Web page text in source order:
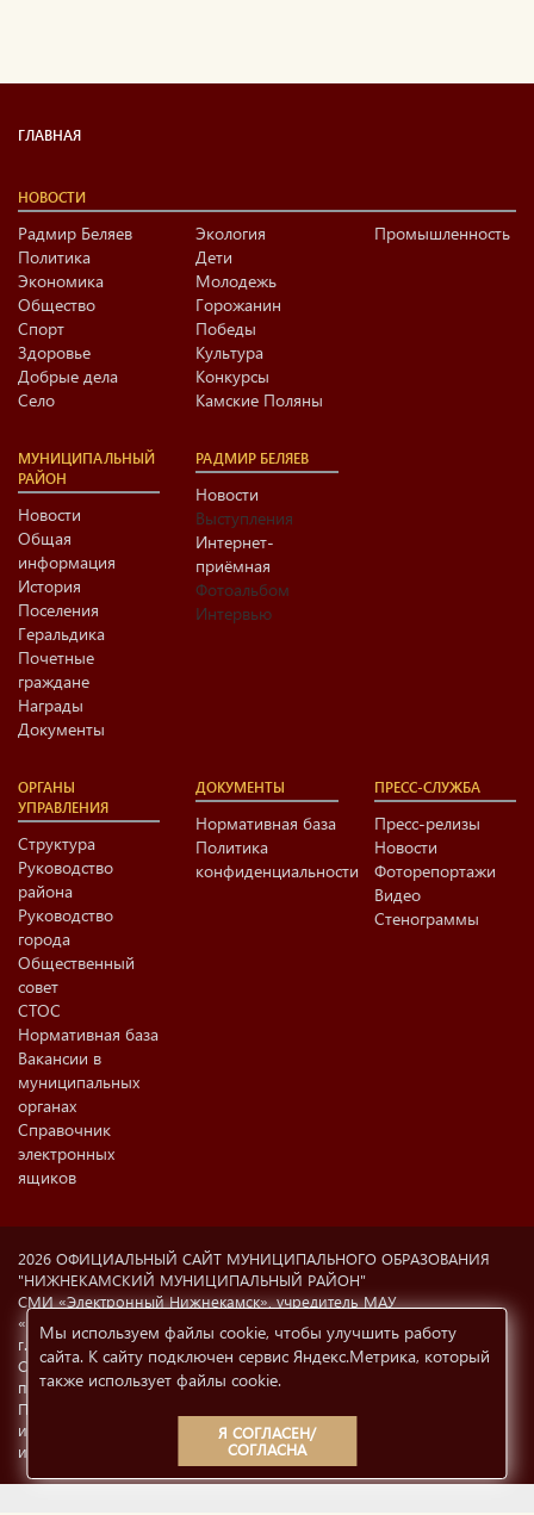
ГЛАВНАЯ
НОВОСТИ
Радмир Беляев
Политика
Экономика
Общество
Спорт
Здоровье
Добрые дела
Село
Экология
Дети
Молодежь
Горожанин
Победы
Культура
Конкурсы
Камские Поляны
Промышленность
МУНИЦИПАЛЬНЫЙ
РАЙОН
Новости
Общая
информация
История
Поселения
Геральдика
Почетные
граждане
Награды
Документы
РАДМИР БЕЛЯЕВ
Новости
Выступления
Интернет-
приёмная
Фотоальбом
Интервью
ОРГАНЫ
УПРАВЛЕНИЯ
Структура
Руководство
района
Руководство
города
Общественный
совет
СТОС
Нормативная база
Вакансии в
муниципальных
органах
Справочник
электронных
ящиков
ДОКУМЕНТЫ
Нормативная база
Политика
конфиденциальности
ПРЕСС-СЛУЖБА
Пресс-релизы
Новости
Фоторепортажи
Видео
Стенограммы
2026 ОФИЦИАЛЬНЫЙ САЙТ МУНИЦИПАЛЬНОГО ОБРАЗОВАНИЯ
"НИЖНЕКАМСКИЙ МУНИЦИПАЛЬНЫЙ РАЙОН"
СМИ «Электронный Нижнекамск», учредитель МАУ
«Информационный центр г. Нижнекамска» (423570 РФ, РТ,
г.Нижнекамск, ул. Ахтубинская, 6а). Свидетельство о регистрации
СМИ Эл №77-8606 от 12.02.2004, Министерство РФ по делам
печати, телерадиовещания и СМК.
При использовании материалов с сайта
источник информации обязательна.Условия использования
информации
Мы используем файлы cookie, чтобы улучшить работу
сайта. К сайту подключен сервис Яндекс.Метрика, который
также использует файлы cookie.
Я СОГЛАСЕН/
СОГЛАСНА